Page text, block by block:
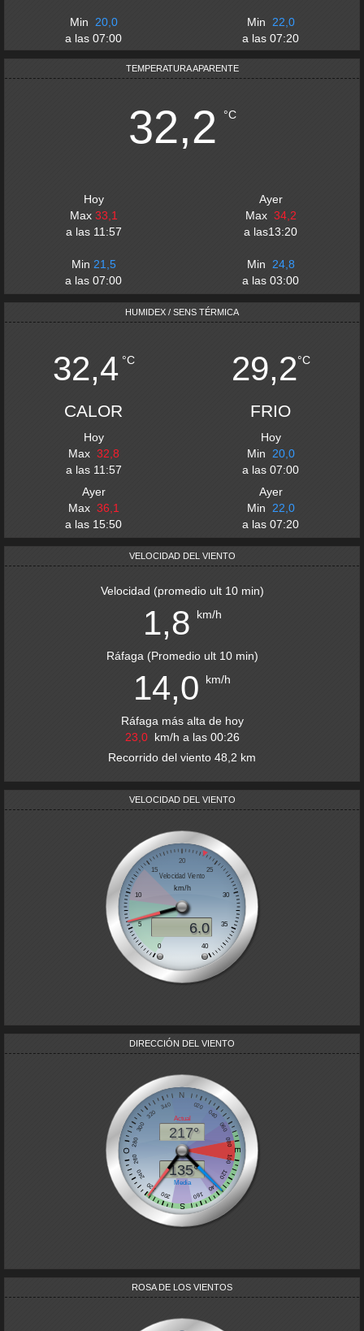
Min 20,0 Min
22,0
a las 07:00 a las 07:20
TEMPERATURA APARENTE
32,2 °C
Hoy
Ayer
Max 33,1 Max 34,2
a las 11:57 a las13:20
Min 21,5 Min
24,8
a las 07:00 a las 03:00
HUMIDEX / SENS TÉRMICA
32,4 °C 29,2°C
CALOR FRIO
Hoy
Hoy
Max 32,8 Min
20,0
a las 11:57 a las 07:00
Ayer
Ayer
Max 36,1 Min
22,0
a las 15:50 a las 07:20
VELOCIDAD DEL VIENTO
Velocidad (promedio ult 10 min)
1,8 km/h
Ráfaga (Promedio ult 10 min)
14,0 km/h
Ráfaga más alta de hoy
23,0 km/h a las 00:26
Recorrido del viento 48,2 km
VELOCIDAD DEL VIENTO
DIRECCIÓN DEL VIENTO
ROSA DE LOS VIENTOS